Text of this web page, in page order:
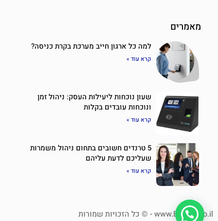
מאמרים
למה כל ארגון חייב מערכת בקרת כניסה?
קרא עוד »
שעון נוכחות ליעילות העסק: ניהול זמן
ונוכחות עובדים בקלות
קרא עוד »
5 טרנדים חשובים בתחום ניהול משמרות
שעליכם לדעת עליהם
קרא עוד »
www.Eztime.co.il - © כל הזכויות שמורות